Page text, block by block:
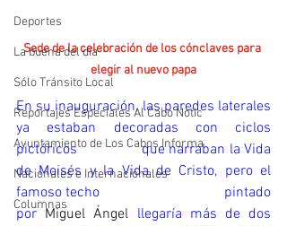
Deportes
La buena del día
Sólo Tránsito Local
Reportajes Especiales Al Cabo Notic
Ayuntamiento de Los Cabos Informa
Nacionales e Internacionales
Columnas
Sede de la celebración de los cónclaves para
elegir al nuevo papa
En su inauguración, las paredes laterales
ya estaban decoradas con ciclos
pictóricos                que narraban la Vida
de Moisés y la Vida de Cristo, pero el
famoso techo                                pintado
por Miguel Ángel llegaría más de dos